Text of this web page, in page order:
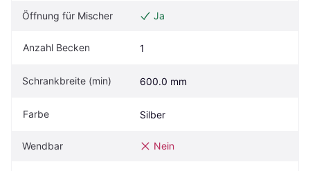
Öffnung für Mischer Ja
Anzahl Becken 1
Schrankbreite (min) 600.0 mm
Farbe Silber
Wendbar Nein